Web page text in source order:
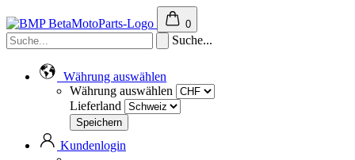
0
Suche...
Währung auswählen
Währung auswählen
Lieferland
Kundenlogin